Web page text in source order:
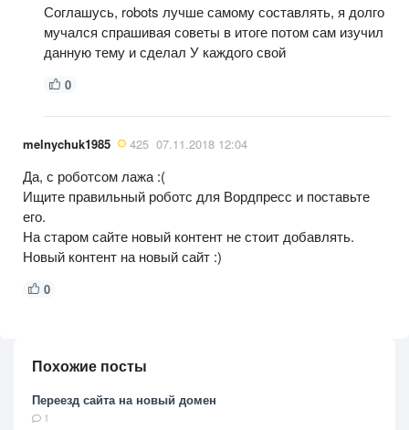
Соглашусь, robots лучше самому составлять, я долго
мучался спрашивая советы в итоге потом сам изучил
данную тему и сделал У каждого свой
0
melnychuk1985 425 07.11.2018 12:04
Да, с роботсом лажа :(
Ищите правильный роботс для Вордпресс и поставьте
его.
На старом сайте новый контент не стоит добавлять.
Новый контент на новый сайт :)
0
Похожие посты
Переезд сайта на новый домен
1